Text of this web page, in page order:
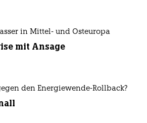
in Mittel- und Osteuropa
mit Ansage
den Energiewende-Rollback?